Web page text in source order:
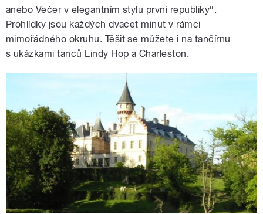
anebo Večer v elegantním stylu první republiky“.
Prohlídky jsou každých dvacet minut v rámci
mimořádného okruhu. Těšit se můžete i na tančírnu
s ukázkami tanců Lindy Hop a Charleston.